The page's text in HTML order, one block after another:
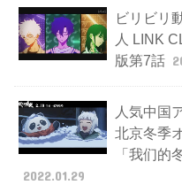
ビリビリ
人 LINK
版第7話
人気中国
北京冬季
「我们的
2022.01.29